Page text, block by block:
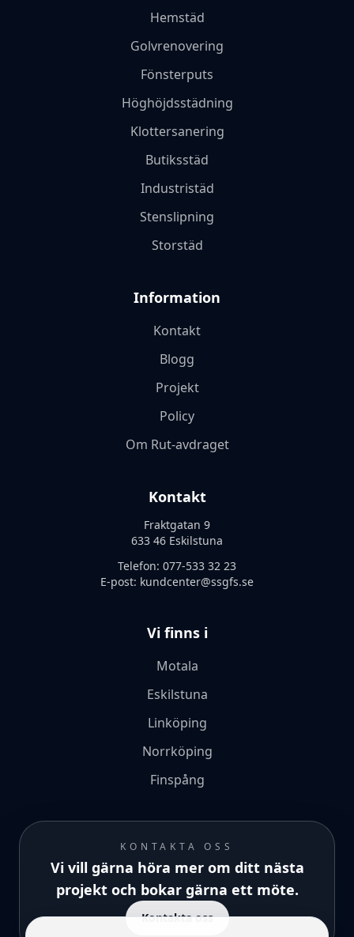
Hemstäd
Golvrenovering
Fönsterputs
Höghöjdsstädning
Klottersanering
Butiksstäd
Industristäd
Stenslipning
Storstäd
Information
Kontakt
Blogg
Projekt
Policy
Om Rut-avdraget
Kontakt
Fraktgatan 9
633 46 Eskilstuna
Telefon: 077-533 32 23
E-post: kundcenter@ssgfs.se
Vi finns i
Motala
Eskilstuna
Linköping
Norrköping
Finspång
KONTAKTA OSS
Vi vill gärna höra mer om ditt nästa
projekt och bokar gärna ett möte.
Kontakta oss